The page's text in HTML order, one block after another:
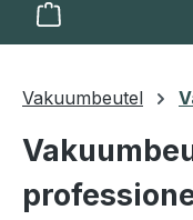
Warenkorb
Vakuumbeutel